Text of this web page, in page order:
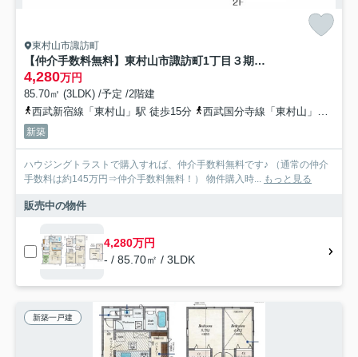
東村山市諏訪町
【仲介手数料無料】東村山市諏訪町1丁目３期 新築戸建 全1棟
4,280万円
85.70㎡ (3LDK) /予定 /2階建
西武新宿線「東村山」駅 徒歩15分
西武国分寺線「東村山」駅 徒歩15分
新築
ハウジングトラストで購入すれば、仲介手数料無料です♪ （通常の仲介
手数料は約145万円⇒仲介手数料無料！） 物件購入時... もっと見る
販売中の物件
4,280万円
- / 85.70㎡ / 3LDK
新築一戸建